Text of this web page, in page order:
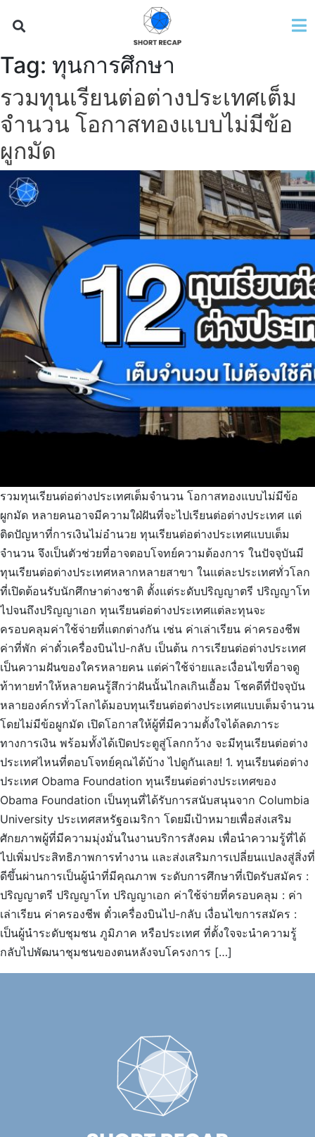
Tag: ทุนการศึกษา
รวมทุนเรียนต่อต่างประเทศเต็ม
จำนวน โอกาสทองแบบไม่มีข้อ
ผูกมัด
รวมทุนเรียนต่อต่างประเทศเต็มจำนวน โอกาสทองแบบไม่มีข้อ
ผูกมัด หลายคนอาจมีความใฝ่ฝันที่จะไปเรียนต่อต่างประเทศ แต่
ติดปัญหาที่การเงินไม่อำนวย ทุนเรียนต่อต่างประเทศแบบเต็ม
จำนวน จึงเป็นตัวช่วยที่อาจตอบโจทย์ความต้องการ ในปัจจุบันมี
ทุนเรียนต่อต่างประเทศหลากหลายสาขา ในแต่ละประเทศทั่วโลก
ที่เปิดต้อนรับนักศึกษาต่างชาติ ตั้งแต่ระดับปริญญาตรี ปริญญาโท
ไปจนถึงปริญญาเอก ทุนเรียนต่อต่างประเทศแต่ละทุนจะ
ครอบคลุมค่าใช้จ่ายที่แตกต่างกัน เช่น ค่าเล่าเรียน ค่าครองชีพ
ค่าที่พัก ค่าตั๋วเครื่องบินไป-กลับ เป็นต้น การเรียนต่อต่างประเทศ
เป็นความฝันของใครหลายคน แต่ค่าใช้จ่ายและเงื่อนไขที่อาจดู
ท้าทายทำให้หลายคนรู้สึกว่าฝันนั้นไกลเกินเอื้อม โชคดีที่ปัจจุบัน
หลายองค์กรทั่วโลกได้มอบทุนเรียนต่อต่างประเทศแบบเต็มจำนวน
โดยไม่มีข้อผูกมัด เปิดโอกาสให้ผู้ที่มีความตั้งใจได้ลดภาระ
ทางการเงิน พร้อมทั้งได้เปิดประตูสู่โลกกว้าง จะมีทุนเรียนต่อต่าง
ประเทศไหนที่ตอบโจทย์คุณได้บ้าง ไปดูกันเลย! 1. ทุนเรียนต่อต่าง
ประเทศ Obama Foundation ทุนเรียนต่อต่างประเทศของ
Obama Foundation เป็นทุนที่ได้รับการสนับสนุนจาก Columbia
University ประเทศสหรัฐอเมริกา โดยมีเป้าหมายเพื่อส่งเสริม
ศักยภาพผู้ที่มีความมุ่งมั่นในงานบริการสังคม เพื่อนำความรู้ที่ได้
ไปเพิ่มประสิทธิภาพการทำงาน และส่งเสริมการเปลี่ยนแปลงสู่สิ่งที่
ดีขึ้นผ่านการเป็นผู้นำที่มีคุณภาพ ระดับการศึกษาที่เปิดรับสมัคร :
ปริญญาตรี ปริญญาโท ปริญญาเอก ค่าใช้จ่ายที่ครอบคลุม : ค่า
เล่าเรียน ค่าครองชีพ ตั๋วเครื่องบินไป-กลับ เงื่อนไขการสมัคร :
เป็นผู้นำระดับชุมชน ภูมิภาค หรือประเทศ ที่ตั้งใจจะนำความรู้
กลับไปพัฒนาชุมชนของตนหลังจบโครงการ […]